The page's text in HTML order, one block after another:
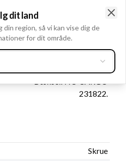
231822.
Skrue
dit land
region, så vi kan vise dig de
for dit område.